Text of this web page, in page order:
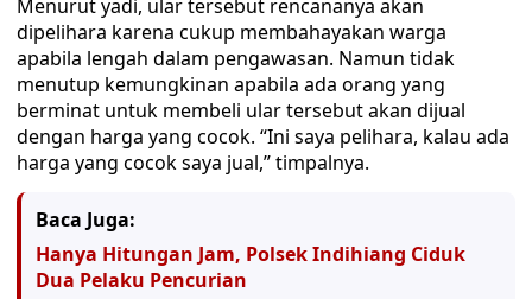
Menurut yadi, ular tersebut rencananya akan
dipelihara karena cukup membahayakan warga
apabila lengah dalam pengawasan. Namun tidak
menutup kemungkinan apabila ada orang yang
berminat untuk membeli ular tersebut akan dijual
dengan harga yang cocok. “Ini saya pelihara, kalau ada
harga yang cocok saya jual,” timpalnya.
Baca Juga:
Hanya Hitungan Jam, Polsek Indihiang Ciduk
Dua Pelaku Pencurian